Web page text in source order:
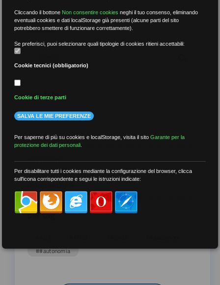
RICERCA
per data
più recenti
meno recenti
per tag
##autonomia
Cliccando il bottone Non consentire cookies neghi il tuo consenso, eliminando
eventuali cookies e dati localStorage già presenti (alcune parti del sito
potrebbero smettere di funzionare correttamente).
Se preferisci, puoi selezionare quali tipologie di cookies ritieni accettabili:
Cookie tecnici (obbligatorio)
Cookie di terze parti
SALVA LE MIE PREFERENZE
Per saperne di più su cookies e localStorage, visita il sitoGarante per la
protezione dei dati personali
Per disabilitare tutti i cookies mediante la configurazione del browser, clicca
sull'icona corrispondente e segui le istruzioni indicate: